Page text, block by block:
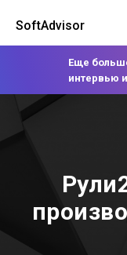
SoftAdvisor
Еще
интервью